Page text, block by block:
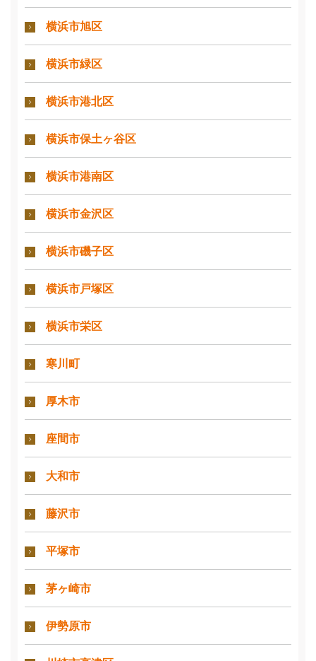
横浜市旭区
横浜市緑区
横浜市港北区
横浜市保土ヶ谷区
横浜市港南区
横浜市金沢区
横浜市磯子区
横浜市戸塚区
横浜市栄区
寒川町
厚木市
座間市
大和市
藤沢市
平塚市
茅ヶ崎市
伊勢原市